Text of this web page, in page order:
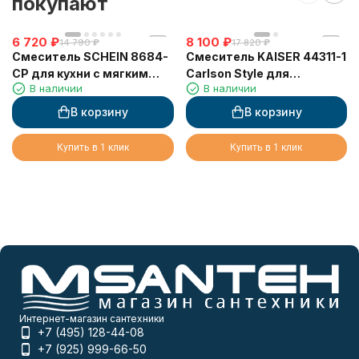
6 720 ₽14 790 ₽
Смеситель SCHEIN 8684-
CP для кухни с мягким
изливом и подключением
фильтра, хром
В наличии
В корзину
Купить в 1 клик
8 100 ₽17 820 ₽
Смеситель KAISER 44311-1
Carlson Style для
раковины
В наличии
В корзину
Купить в 1 клик
Интернет-магазин сантехники
+7 (495) 128-44-08
+7 (925) 999-66-50